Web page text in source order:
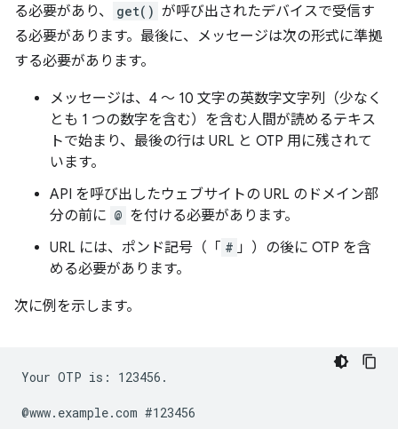
る必要があり、
get() が呼び出されたデバイスで受信す
る必要があります。最後に、メッセージは次の形式に準拠
する必要があります。
メッセージは、4 ～ 10 文字の英数字文字列（少なく
とも 1 つの数字を含む）を含む人間が読めるテキス
トで始まり、最後の行は URL と OTP 用に残されて
います。
API を呼び出したウェブサイトの URL のドメイン部
分の前に @ を付ける必要があります。
URL には、ポンド記号（「 # 」）の後に OTP を含
める必要があります。
次に例を示します。
Your OTP is: 123456.